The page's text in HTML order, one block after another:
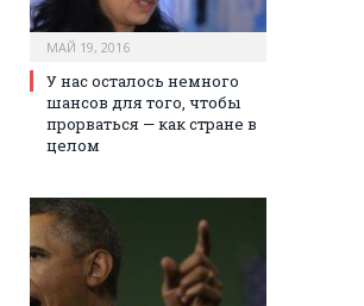
МАЙ 19, 2016
У нас осталось немного
шансов для того, чтобы
прорваться — как стране в
целом